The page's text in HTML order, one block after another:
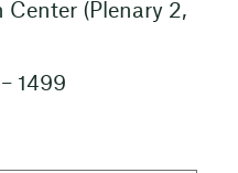
Center (Plenary 2,
1499